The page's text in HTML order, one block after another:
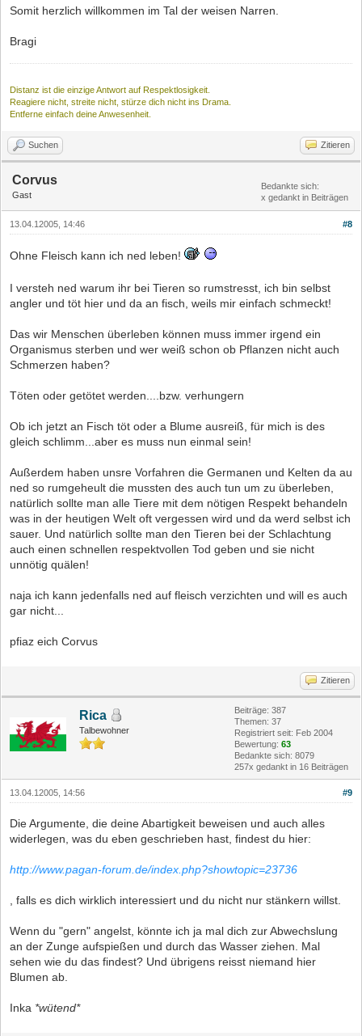
Somit herzlich willkommen im Tal der weisen Narren.
Bragi
Distanz ist die einzige Antwort auf Respektlosigkeit.
Reagiere nicht, streite nicht, stürze dich nicht ins Drama.
Entferne einfach deine Anwesenheit.
Suchen Zitieren
Corvus
Gast
Bedankte sich:
x gedankt in Beiträgen
#8
13.04.12005, 14:46
Ohne Fleisch kann ich ned leben!
I versteh ned warum ihr bei Tieren so rumstresst, ich bin selbst
angler und töt hier und da an fisch, weils mir einfach schmeckt!
Das wir Menschen überleben können muss immer irgend ein
Organismus sterben und wer weiß schon ob Pflanzen nicht auch
Schmerzen haben?
Töten oder getötet werden....bzw. verhungern
Ob ich jetzt an Fisch töt oder a Blume ausreiß, für mich is des
gleich schlimm...aber es muss nun einmal sein!
Außerdem haben unsre Vorfahren die Germanen und Kelten da au
ned so rumgeheult die mussten des auch tun um zu überleben,
natürlich sollte man alle Tiere mit dem nötigen Respekt behandeln
was in der heutigen Welt oft vergessen wird und da werd selbst ich
sauer. Und natürlich sollte man den Tieren bei der Schlachtung
auch einen schnellen respektvollen Tod geben und sie nicht
unnötig quälen!
naja ich kann jedenfalls ned auf fleisch verzichten und will es auch
gar nicht...
pfiaz eich Corvus
Zitieren
Rica
Talbewohner
Beiträge: 387
Themen: 37
Registriert seit: Feb 2004
Bewertung: 63
Bedankte sich: 8079
257x gedankt in 16 Beiträgen
#9
13.04.12005, 14:56
Die Argumente, die deine Abartigkeit beweisen und auch alles
widerlegen, was du eben geschrieben hast, findest du hier:
http://www.pagan-forum.de/index.php?showtopic=23736
, falls es dich wirklich interessiert und du nicht nur stänkern willst.
Wenn du "gern" angelst, könnte ich ja mal dich zur Abwechslung
an der Zunge aufspießen und durch das Wasser ziehen. Mal
sehen wie du das findest? Und übrigens reisst niemand hier
Blumen ab.
Inka *wütend*